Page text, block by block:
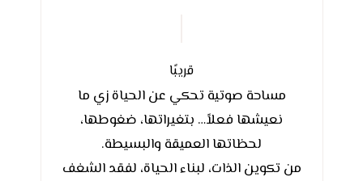
قريبًا
مساحة صوتية تحكي عن الحياة زي ما
نعيشها فعلاً… بتغيراتها، ضغوطها،
لحظاتها العميقة والبسيطة.
من تكوين الذات، لبناء الحياة، لفقد الشغف